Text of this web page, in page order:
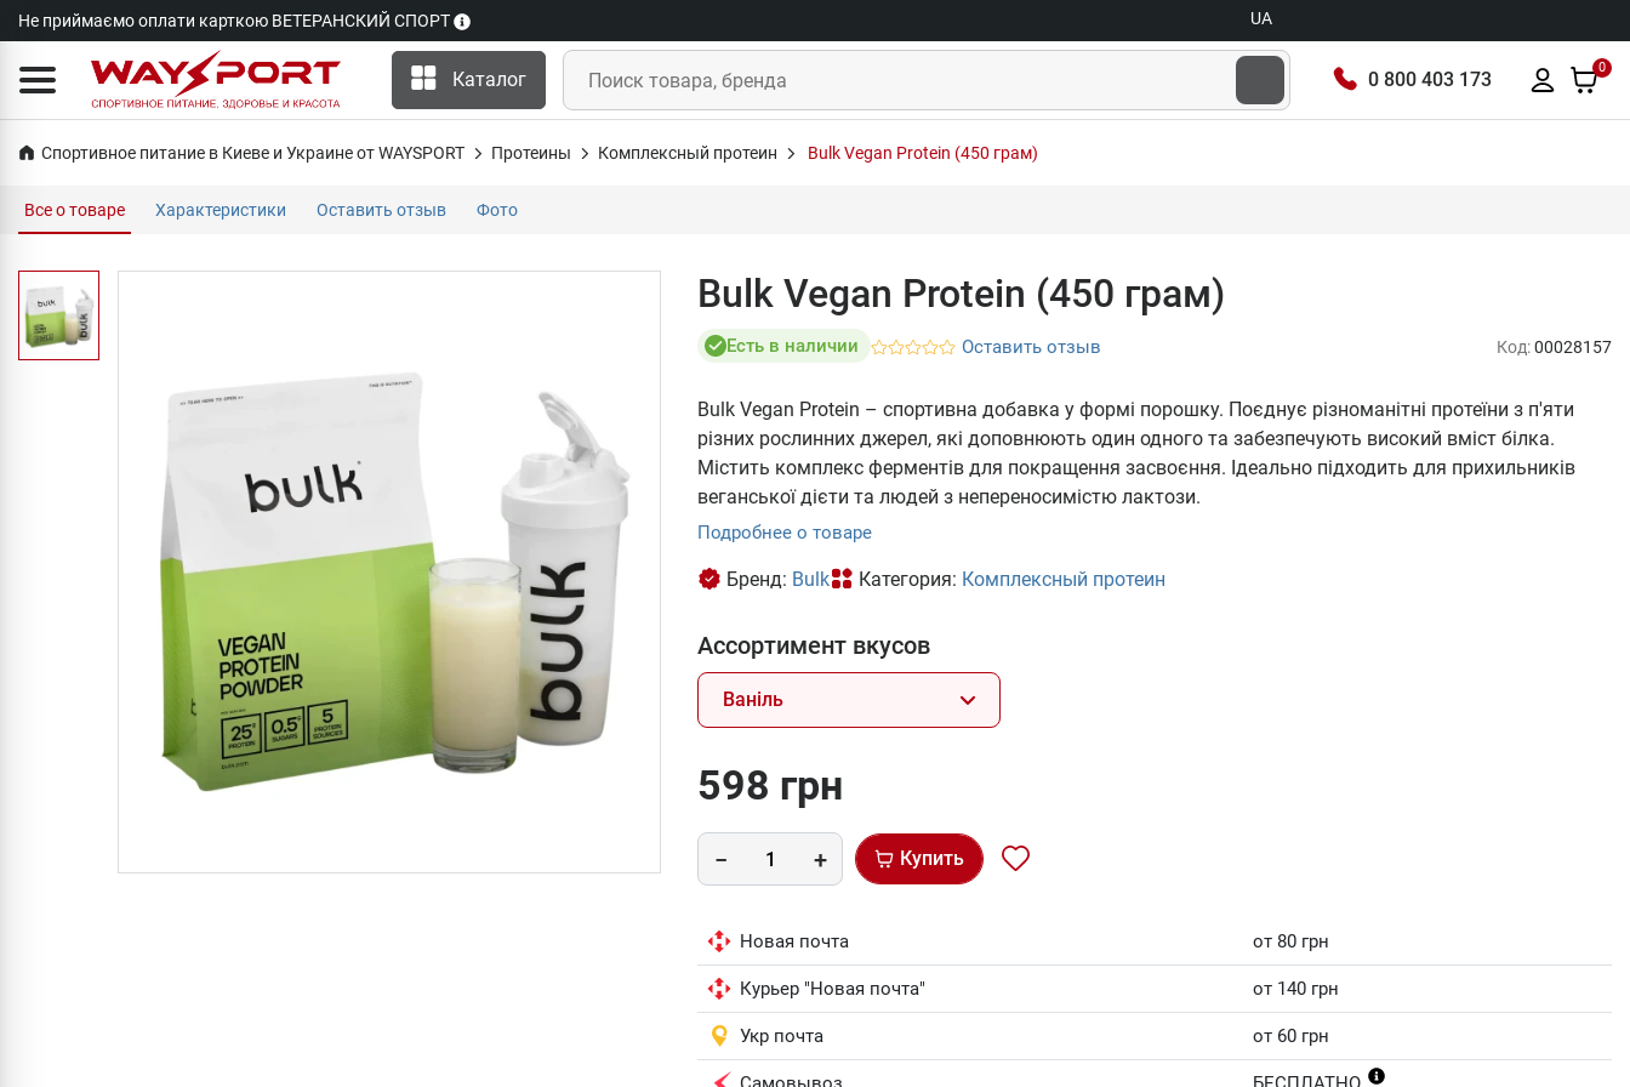
Не приймаємо оплати карткою ВЕТЕРАНСКИЙ СПОРТ UA
Каталог 0 800 403 173
0
Спортивное питание в Киеве и Украине от WAYSPORT Протеины Комплексный протеин Bulk Vegan Protein (450 грам)
Все о товаре Характеристики Оставить отзыв Фото
Bulk Vegan Protein (450 грам)
Есть в наличии Оставить отзыв Код:00028157
Bulk Vegan Protein – спортивна добавка у формі порошку. Поєднує різноманітні протеїни з п'яти
різних рослинних джерел, які доповнюють один одного та забезпечують високий вміст білка.
Містить комплекс ферментів для покращення засвоєння. Ідеально підходить для прихильників
веганської дієти та людей з непереносимістю лактози.
Подробнее о товаре
Бренд: Bulk Категория: Комплексный протеин
Ассортимент вкусов
Ваніль
598 грн
Купить
Новая почта от 80 грн
Курьер "Новая почта" от 140 грн
Укр почта от 60 грн